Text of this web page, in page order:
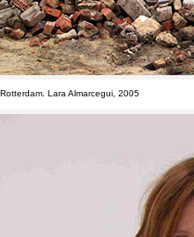
Rotterdam. Lara Almarcegui, 2005